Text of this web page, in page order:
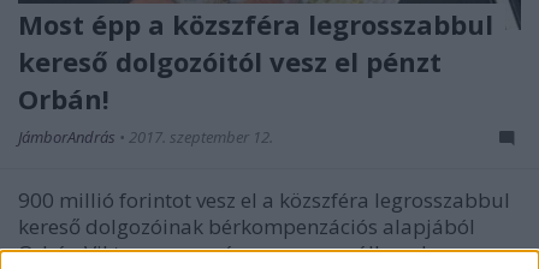
Most épp a közszféra legrosszabbul
kereső dolgozóitól vesz el pénzt
Orbán!
JámborAndrás • 2017. szeptember 12.
900 millió forintot vesz el a közszféra legrosszabbul
kereső dolgozóinak bérkompenzációs alapjából
Orbán Viktor parancsára a magyar állam, hogy az